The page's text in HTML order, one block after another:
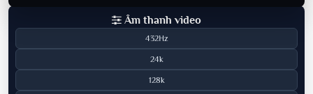
Âm thanh video
432Hz
24k
128k